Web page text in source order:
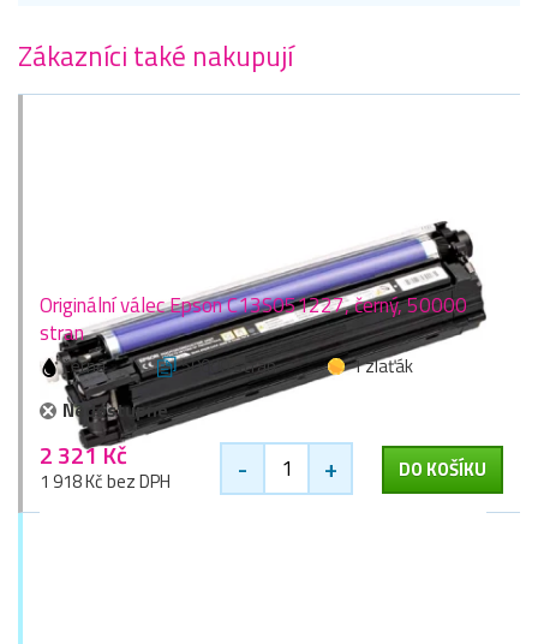
Zákazníci také nakupují
Originální válec Epson C13S051227, černý, 50000
stran
černá 50000 stran
1 zlaťák
Nedostupné
2 321 Kč
1 918 Kč bez DPH - + DO KOŠÍKU